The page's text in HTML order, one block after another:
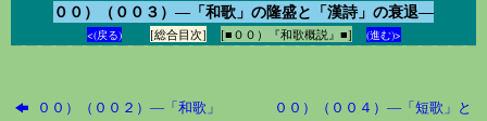
００）（００３）―「和歌」の隆盛と「漢詩」の衰退―
<(戻る) [総合目次] [■００）『和歌概説』■] (進む)>
００）（００２）―「和歌」
００）（００４）―「短歌」と